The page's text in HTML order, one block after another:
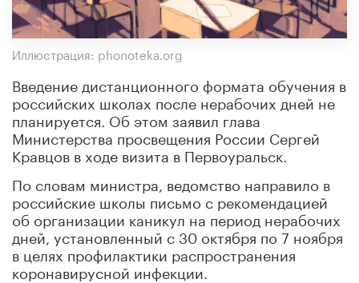
Иллюстрация: phonoteka.org
Введение дистанционного формата обучения в
российских школах после нерабочих дней не
планируется. Об этом заявил глава
Министерства просвещения России Сергей
Кравцов в ходе визита в Первоуральск.
По словам министра, ведомство направило в
российские школы письмо с рекомендацией
об организации каникул на период нерабочих
дней, установленный с 30 октября по 7 ноября
в целях профилактики распространения
коронавирусной инфекции.